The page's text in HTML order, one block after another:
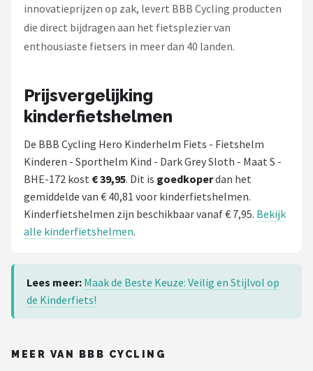
innovatieprijzen op zak, levert BBB Cycling producten
die direct bijdragen aan het fietsplezier van
enthousiaste fietsers in meer dan 40 landen.
Prijsvergelijking
kinderfietshelmen
De BBB Cycling Hero Kinderhelm Fiets - Fietshelm
Kinderen - Sporthelm Kind - Dark Grey Sloth - Maat S -
BHE-172 kost € 39,95. Dit is goedkoperdan het
gemiddelde van € 40,81 voor kinderfietshelmen.
Kinderfietshelmen zijn beschikbaar vanaf € 7,95. Bekijk
alle kinderfietshelmen.
Lees meer: Maak de Beste Keuze: Veilig en Stijlvol op
de Kinderfiets!
MEER VAN BBB CYCLING